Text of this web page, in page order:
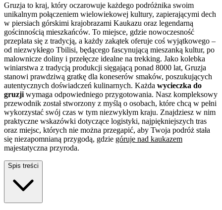
Gruzja to kraj, który oczarowuje każdego podróżnika swoim
unikalnym połączeniem wielowiekowej kultury, zapierającymi dech
w piersiach górskimi krajobrazami Kaukazu oraz legendarną
gościnnością mieszkańców. To miejsce, gdzie nowoczesność
przeplata się z tradycją, a każdy zakątek oferuje coś wyjątkowego –
od niezwykłego Tbilisi, będącego fascynującą mieszanką kultur, po
malownicze doliny i przełęcze idealne na trekking. Jako kolebka
winiarstwa z tradycją produkcji sięgającą ponad 8000 lat, Gruzja
stanowi prawdziwą gratkę dla koneserów smaków, poszukujących
autentycznych doświadczeń kulinarnych. Każda wycieczka do
gruzji wymaga odpowiedniego przygotowania. Nasz kompleksowy
przewodnik został stworzony z myślą o osobach, które chcą w pełni
wykorzystać swój czas w tym niezwykłym kraju. Znajdziesz w nim
praktyczne wskazówki dotyczące logistyki, najpiękniejszych tras
oraz miejsc, których nie można przegapić, aby Twoja podróż stała
się niezapomnianą przygodą, gdzie góruje nad kaukazem
majestatyczna przyroda.
Spis treści